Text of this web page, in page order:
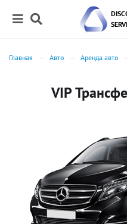
Главная Авто Аренда авто
VIP